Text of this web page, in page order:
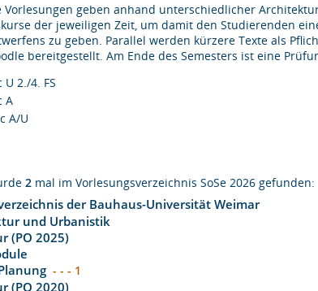
Vorlesungen geben anhand unterschiedlicher
der jeweiligen Zeit, um damit den Studierenden
zu geben. Parallel werden kürzere Texte als
bereitgestellt. Am Ende des Semesters ist eine
U 2./4. FS
A
A/U
2 mal im Vorlesungsverzeichnis SoSe 2026 gefunden:
der Bauhaus-Universität Weimar
und Urbanistik
(PO 2025)
- - - 1
(PO 2020)